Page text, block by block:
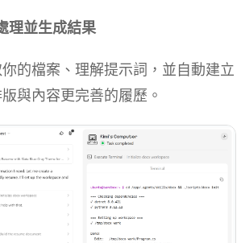
理並生成結果
的檔案、理解提示詞，並自動建立
與內容更完善的履歷。